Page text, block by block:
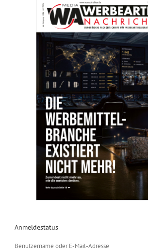
Anmeldestatus
Benutzername oder E-Mail-Adresse